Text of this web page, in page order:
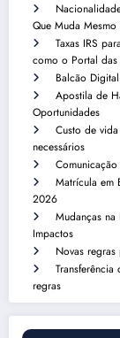
Que Muda Mesmo
Taxas IRS
como o Portal
Balcão
Apostila de
Oportunidades
Custo de
necessários
Matrícula em
2026
Mudanças
Impactos
Novas
regras